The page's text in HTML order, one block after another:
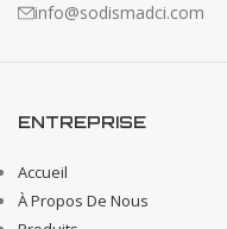
info@sodismadci.com
ENTREPRISE
Accueil
À Propos De Nous